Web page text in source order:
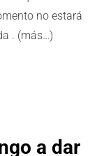
no estará
. (más…)
a dar